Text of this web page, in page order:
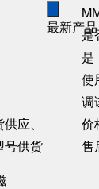
是
是
使
调
应、 价
号供货 售
最新产品